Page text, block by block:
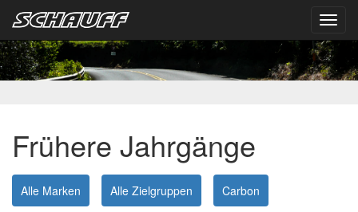
Frühere Jahrgänge
Alle Marken Alle Zielgruppen Carbon